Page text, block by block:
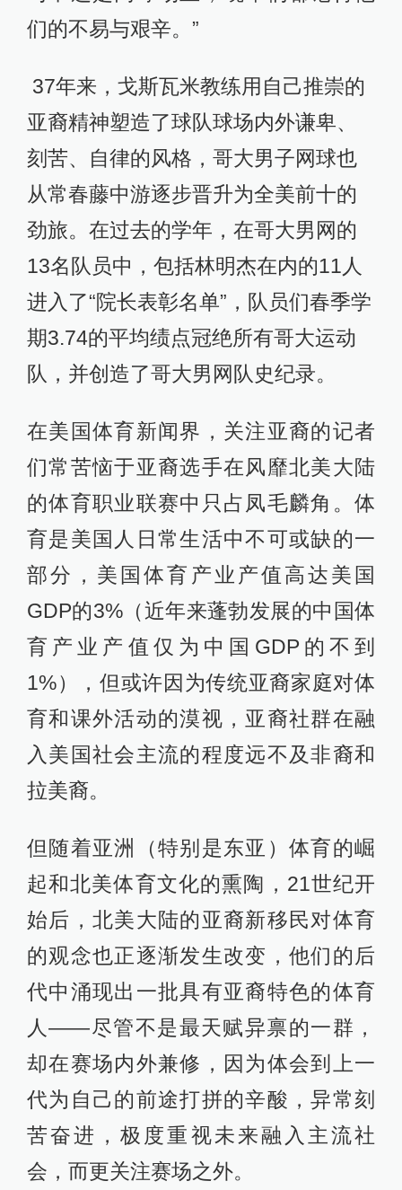
们的不易与艰辛。”
37年来，戈斯瓦米教练用自己推崇的
亚裔精神塑造了球队球场内外谦卑、
刻苦、自律的风格，哥大男子网球也
从常春藤中游逐步晋升为全美前十的
劲旅。在过去的学年，在哥大男网的
13名队员中，包括林明杰在内的11人
进入了“院长表彰名单”，队员们春季学
期3.74的平均绩点冠绝所有哥大运动
队，并创造了哥大男网队史纪录。
在美国体育新闻界，关注亚裔的记者
们常苦恼于亚裔选手在风靡北美大陆
的体育职业联赛中只占凤毛麟角。体
育是美国人日常生活中不可或缺的一
部分，美国体育产业产值高达美国
GDP的3%（近年来蓬勃发展的中国体
育产业产值仅为中国GDP的不到
1%），但或许因为传统亚裔家庭对体
育和课外活动的漠视，亚裔社群在融
入美国社会主流的程度远不及非裔和
拉美裔。
但随着亚洲（特别是东亚）体育的崛
起和北美体育文化的熏陶，21世纪开
始后，北美大陆的亚裔新移民对体育
的观念也正逐渐发生改变，他们的后
代中涌现出一批具有亚裔特色的体育
人——尽管不是最天赋异禀的一群，
却在赛场内外兼修，因为体会到上一
代为自己的前途打拼的辛酸，异常刻
苦奋进，极度重视未来融入主流社
会，而更关注赛场之外。